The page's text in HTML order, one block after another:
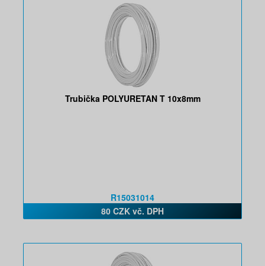
Trubička POLYURETAN T 10x8mm
R15031014
80 CZK vč. DPH